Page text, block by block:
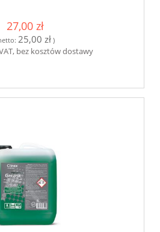
27,00 zł
25,00 zł )
bez kosztów dostawy